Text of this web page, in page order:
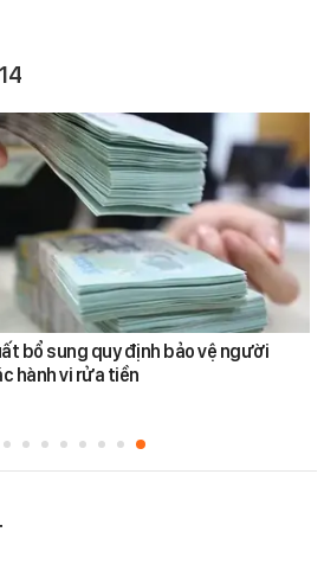
bổ sung quy định bảo vệ người
hành vi rửa tiền